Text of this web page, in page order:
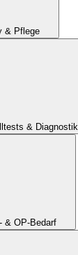
& Pflege
& Diagnostik
& OP-Bedarf